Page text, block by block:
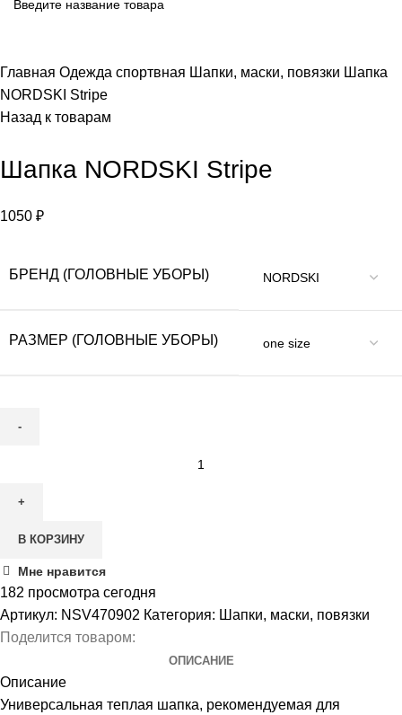
Главная Одежда спортвная Шапки, маски, повязки Шапка
NORDSKI Stripe
Назад к товарам
Шапка NORDSKI Stripe
1050 ₽
БРЕНД (ГОЛОВНЫЕ УБОРЫ)
РАЗМЕР (ГОЛОВНЫЕ УБОРЫ)
Шапка
StripeВ КОРЗИНУ
Мне нравится
182 просмотра сегодня
Артикул: NSV470902 Категория: Шапки, маски, повязки
Поделится товаром:
ОПИСАНИЕ
Описание
Универсальная теплая шапка, рекомендуемая для